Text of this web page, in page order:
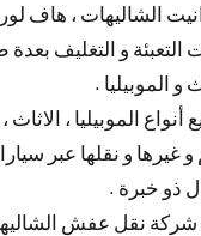
الشاليهات ، هاف
التعبئة و التغليف
و الموبيليا .
الموبيليا ، الاثاث
و غيرها و نقلها عبر
ذو خبرة .
نقل عفش